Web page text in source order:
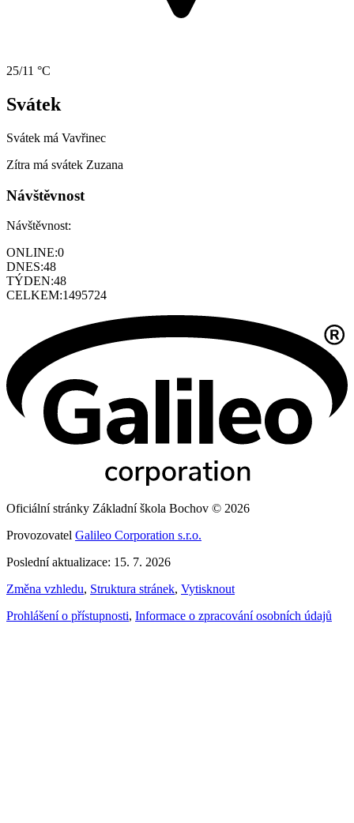
25/11 °C
Svátek
Svátek má Vavřinec
Zítra má svátek Zuzana
Návštěvnost
Návštěvnost:
ONLINE:0
DNES:48
TÝDEN:48
CELKEM:1495724
Oficiální stránky Základní škola Bochov © 2026
Provozovatel Galileo Corporation s.r.o.
Poslední aktualizace: 15. 7. 2026
Změna vzhledu, Struktura stránek, Vytisknout
Prohlášení o přístupnosti, Informace o zpracování osobních údajů